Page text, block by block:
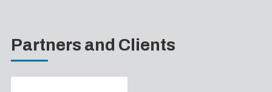
Partners and Clients